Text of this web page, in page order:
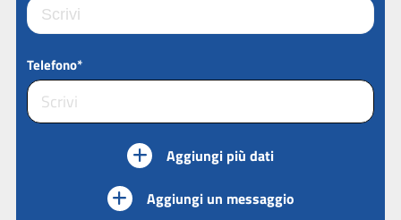
Telefono*
Aggiungi più dati
Aggiungi un messaggio